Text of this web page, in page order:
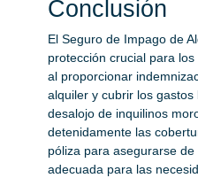
Conclusión
El Seguro de Impago de
protección crucial para
al proporcionar
alquiler y cubrir los
desalojo de inquilinos
detenidamente las
póliza para asegurarse
adecuada para las